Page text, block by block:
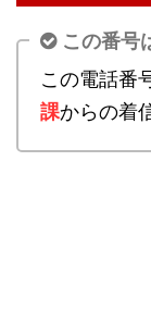
この番号
この電話番
課からの着